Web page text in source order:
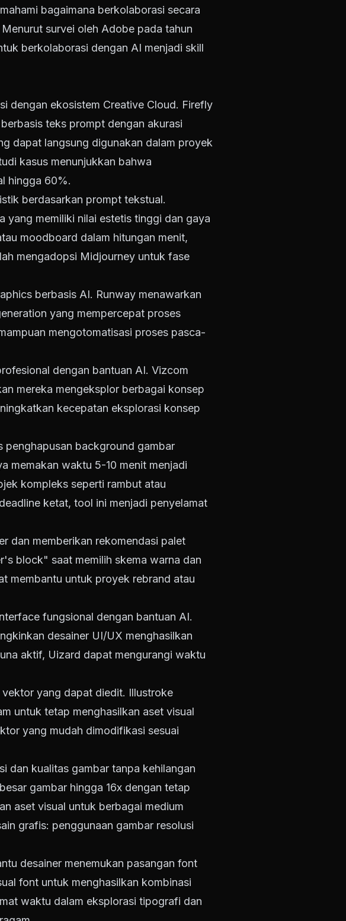
bagaimana berkolaborasi secara
survei oleh Adobe pada tahun
berkolaborasi dengan AI menjadi skill
dengan ekosistem Creative Cloud. Firefly
teks prompt dengan akurasi
dapat langsung digunakan dalam proyek
kasus menunjukkan bahwa
hingga 60%.
berdasarkan prompt tekstual.
yang memiliki nilai estetis tinggi dan gaya
moodboard dalam hitungan menit,
mengadopsi Midjourney untuk fase
berbasis AI. Runway menawarkan
yang mempercepat proses
mengotomatisasi proses pasca-
dengan bantuan AI. Vizcom
mereka mengeksplor berbagai konsep
kecepatan eksplorasi konsep
penghapusan background gambar
memakan waktu 5-10 menit menjadi
kompleks seperti rambut atau
ketat, tool ini menjadi penyelamat
dan memberikan rekomendasi palet
block" saat memilih skema warna dan
membantu untuk proyek rebrand atau
fungsional dengan bantuan AI.
desainer UI/UX menghasilkan
aktif, Uizard dapat mengurangi waktu
yang dapat diedit. Illustroke
untuk tetap menghasilkan aset visual
yang mudah dimodifikasi sesuai
dan kualitas gambar tanpa kehilangan
gambar hingga 16x dengan tetap
aset visual untuk berbagai medium
grafis: penggunaan gambar resolusi
desainer menemukan pasangan font
font untuk menghasilkan kombinasi
waktu dalam eksplorasi tipografi dan